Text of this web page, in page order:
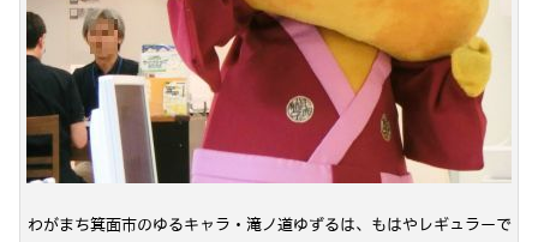
わがまち箕面市のゆるキャラ・滝ノ道ゆずるは、もはやレギュラーで